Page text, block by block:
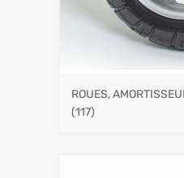
ROUES,
(117)